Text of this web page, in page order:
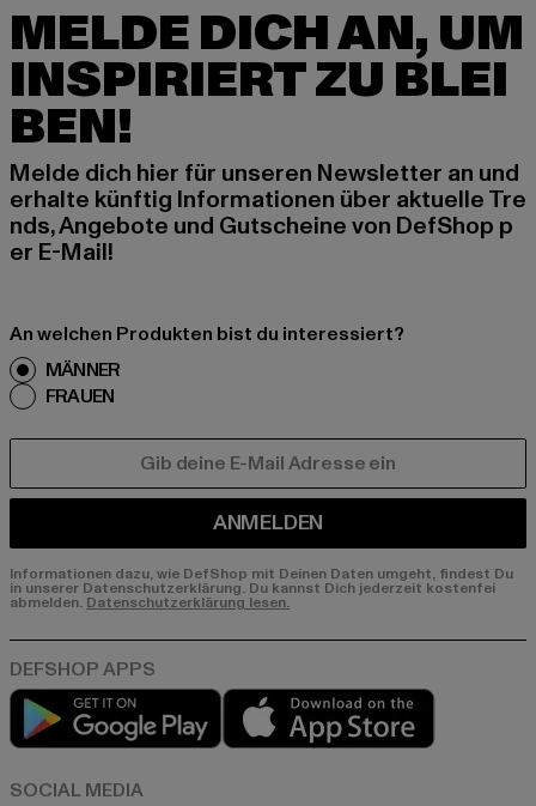
MELDE DICH AN, UM
INSPIRIERT ZU BLEI
BEN!
Melde dich hier für unseren Newsletter an und
erhalte künftig Informationen über aktuelle Tre
nds, Angebote und Gutscheine von DefShop p
er E-Mail!
An welchen Produkten bist du interessiert?
MÄNNER
FRAUEN
ANMELDEN
Informationen dazu, wie DefShop mit Deinen Daten umgeht, findest Du
in unserer Datenschutzerklärung. Du kannst Dich jederzeit kostenfei
abmelden. Datenschutzerklärung lesen.
Play market